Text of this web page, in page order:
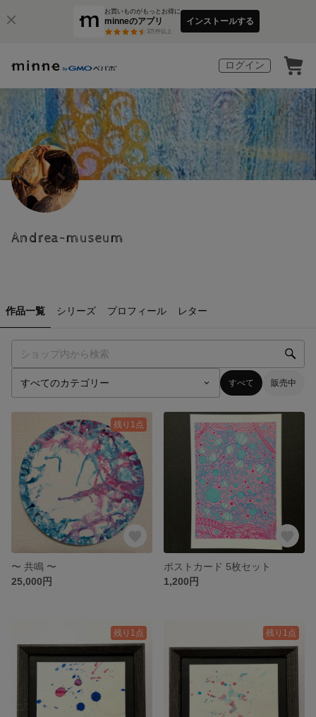
お買いものがもっとお得に
minneのアプリ
3万件以上
インストールする
ログイン
Andrea-museum
作品一覧 シリーズ プロフィール レター
すべて 販売中
残り1点
〜 共鳴 〜
25,000円
ポストカード 5枚セット
1,200円
残り1点 残り1点